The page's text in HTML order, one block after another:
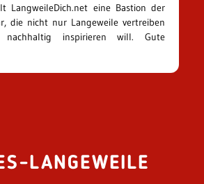
LangweileDich.net eine Bastion der
die nicht nur Langeweile vertreiben
nachhaltig inspirieren will. Gute
LANGEWEILE